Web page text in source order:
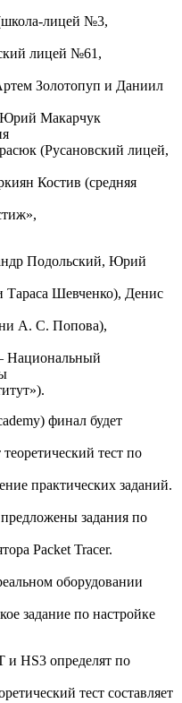
лицей №3,
лицей №61,
Золотопуп и Даниил
Макарчук
(Русановский лицей,
Костив (средняя
Подольский, Юрий
Тараса Шевченко), Денис
А. С. Попова),
Национальный
финал будет
тест по
практических заданий.
задания по
Packet Tracer.
оборудовании
задание по настройке
и HS3 определят по
тест составляет